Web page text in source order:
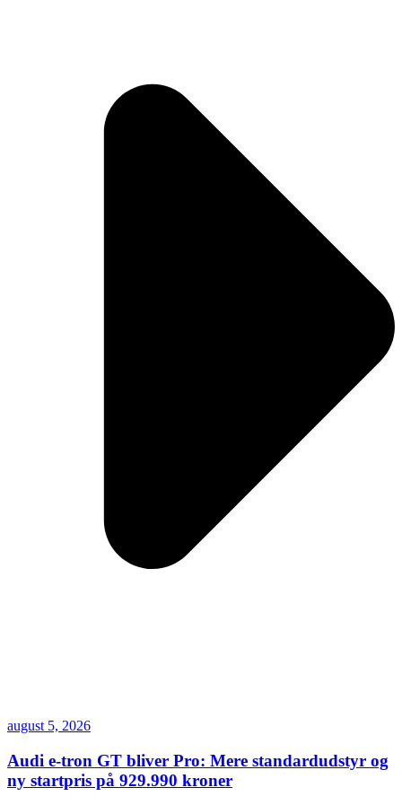
august 5, 2026
Audi e-tron GT bliver Pro: Mere standardudstyr og
ny startpris på 929.990 kroner